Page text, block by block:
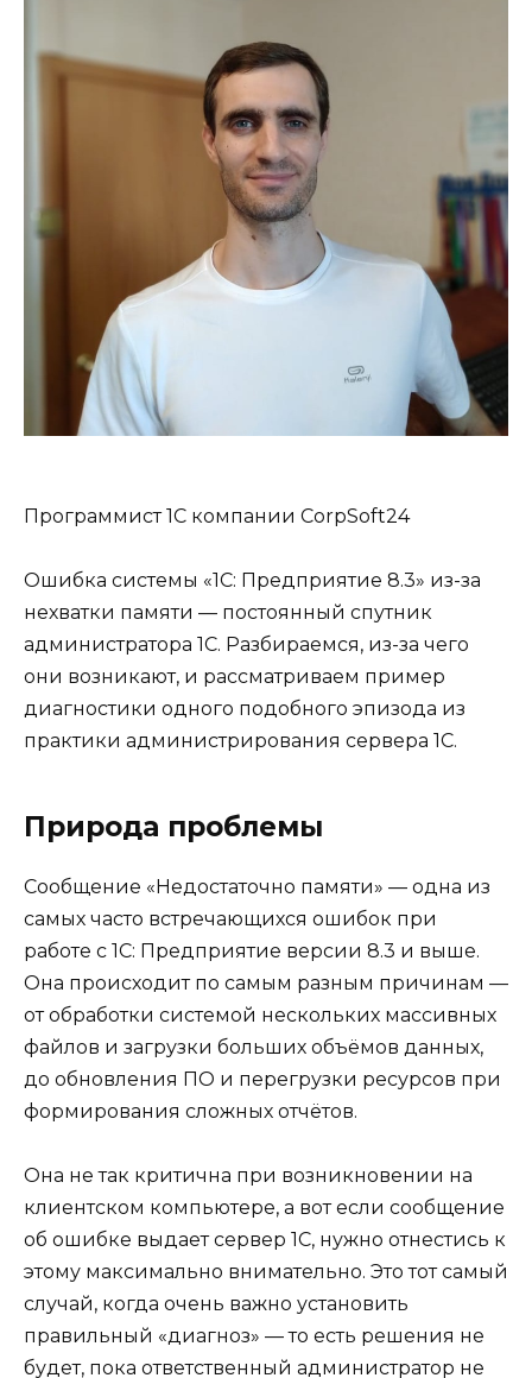
Программист 1С компании CorpSoft24
Ошибка системы «1С: Предприятие 8.3» из-за
нехватки памяти — постоянный спутник
администратора 1С. Разбираемся, из-за чего
они возникают, и рассматриваем пример
диагностики одного подобного эпизода из
практики администрирования сервера 1С.
Природа проблемы
Сообщение «Недостаточно памяти» — одна из
самых часто встречающихся ошибок при
работе с 1С: Предприятие версии 8.3 и выше.
Она происходит по самым разным причинам —
от обработки системой нескольких массивных
файлов и загрузки больших объёмов данных,
до обновления ПО и перегрузки ресурсов при
формирования сложных отчётов.
Она не так критична при возникновении на
клиентском компьютере, а вот если сообщение
об ошибке выдает сервер 1С, нужно отнестись к
этому максимально внимательно. Это тот самый
случай, когда очень важно установить
правильный «диагноз» — то есть решения не
будет, пока ответственный администратор не